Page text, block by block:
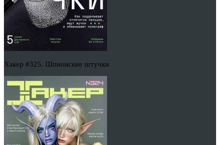
Хакер #325. Шпионские штучки